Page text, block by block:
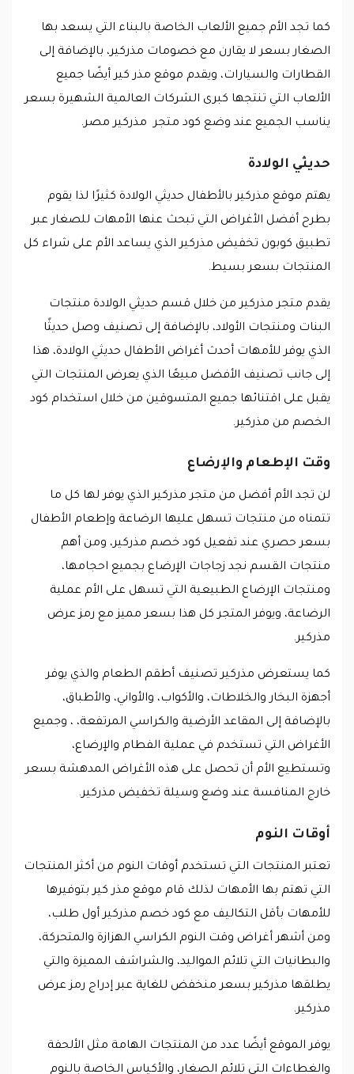
كما تجد الأم جميع الألعاب الخاصة بالبناء التي يسعد بها
الصغار بسعر لا يقارن مع خصومات مذركير، بالإضافة إلى
القطارات والسيارات، ويقدم موقع مذر كير أيضًا جميع
الألعاب التي تنتجها كبرى الشركات العالمية الشهيرة بسعر
يناسب الجميع عند وضع كود متجر مذركير مصر.
حديثي الولادة
يهتم موقع مذركير بالأطفال حديثي الولادة كثيرًا لذا يقوم
بطرح أفضل الأغراض التي تبحث عنها الأمهات للصغار عبر
تطبيق كوبون تخفيض مذركير الذي يساعد الأم على شراء كل
المنتجات بسعر بسيط.
يقدم متجر مذركير من خلال قسم حديثي الولادة منتجات
البنات ومنتجات الأولاد، بالإضافة إلى تصنيف وصل حديثًا
الذي يوفر للأمهات أحدث أغراض الأطفال حديثي الولادة، هذا
إلى جانب تصنيف الأفضل مبيعًا الذي يعرض المنتجات التي
يقبل على اقتنائها جميع المتسوقين من خلال استخدام كود
الخصم من مذركير.
وقت الإطعام والإرضاع
لن تجد الأم أفضل من متجر مذركير الذي يوفر لها كل ما
تتمناه من منتجات تسهل عليها الرضاعة وإطعام الأطفال
بسعر حصري عند تفعيل كود خصم مذركير، ومن أهم
منتجات القسم نجد زجاجات الإرضاع بجميع احجامها،
ومنتجات الإرضاع الطبيعية التي تسهل على الأم عملية
الرضاعة، ويوفر المتجر كل هذا بسعر مميز مع رمز عرض
مذركير.
كما يستعرض مذركير تصنيف أطقم الطعام والذي يوفر
أجهزة البخار والخلاطات، والأكواب، والأواني، والأطباق،
بالإضافة إلى المقاعد الأرضية والكراسي المرتفعة، ، وجميع
الأغراض التي تستخدم في عملية الفطام والإرضاع،
وتستطيع الأم أن تحصل على هذه الأغراض المدهشة بسعر
خارج المنافسة عند وضع وسيلة تخفيض مذركير.
أوقات النوم
تعتبر المنتجات التي تستخدم أوقات النوم من أكثر المنتجات
التي تهتم بها الأمهات لذلك قام موقع مذر كير بتوفيرها
للأمهات بأقل التكاليف مع كود خصم مذركير أول طلب،
ومن أشهر أغراض وقت النوم الكراسي الهزازة والمتحركة،
والبطانيات التي تلائم المواليد، والشراشف المميزة والتي
يطلقها مذركير بسعر منخفض للغاية عبر إدراج رمز عرض
مذركير.
يوفر الموقع أيضًا عدد من المنتجات الهامة مثل الألحفة
والغطاءات التي تلائم الصغار، والأكياس الخاصة بالنوم